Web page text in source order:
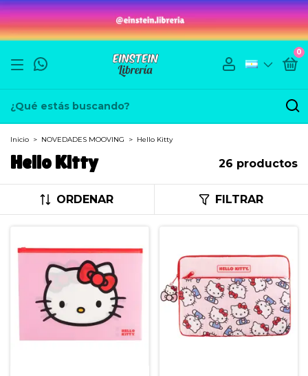
0
Inicio > NOVEDADES MOOVING > Hello Kitty
Hello Kitty 26 productos
ORDENAR FILTRAR